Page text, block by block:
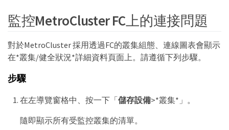
監控MetroCluster FC上的連接問題
對於MetroCluster 採用透過FC的叢集組態、連線圖表會顯示
在*叢集/健全狀況*詳細資料頁面上。請遵循下列步驟。
步驟
在左導覽窗格中、按一下「儲存設備>*叢集*」。
隨即顯示所有受監控叢集的清單。